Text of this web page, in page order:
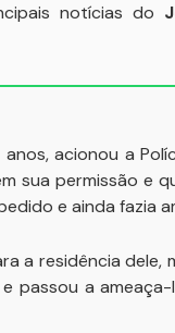
notícias do
acionou a
sua permissão e
e ainda fazia
a residência
passou a